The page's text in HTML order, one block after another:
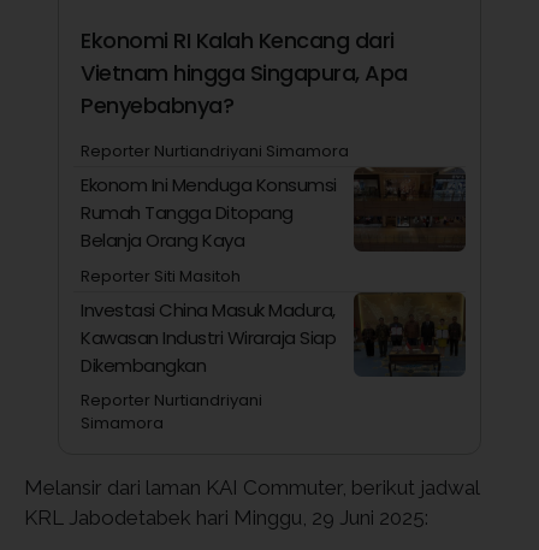
Ekonomi RI Kalah Kencang dari
Vietnam hingga Singapura, Apa
Penyebabnya?
Reporter Nurtiandriyani Simamora
Ekonom Ini Menduga Konsumsi
Rumah Tangga Ditopang
Belanja Orang Kaya
Reporter Siti Masitoh
Investasi China Masuk Madura,
Kawasan Industri Wiraraja Siap
Dikembangkan
Reporter Nurtiandriyani
Simamora
Melansir dari laman KAI Commuter, berikut jadwal
KRL Jabodetabek hari Minggu, 29 Juni 2025: